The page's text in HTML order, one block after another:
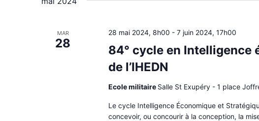
MAR
28
84° cycle en Intelligence
de l’IHEDN
28 mai 2024, 8h00 - 7 juin 2024, 17h00
Ecole militaire Salle St Exupéry - 1 place
Le cycle Intelligence Économique et
concevoir, ou concourir à la conception, la